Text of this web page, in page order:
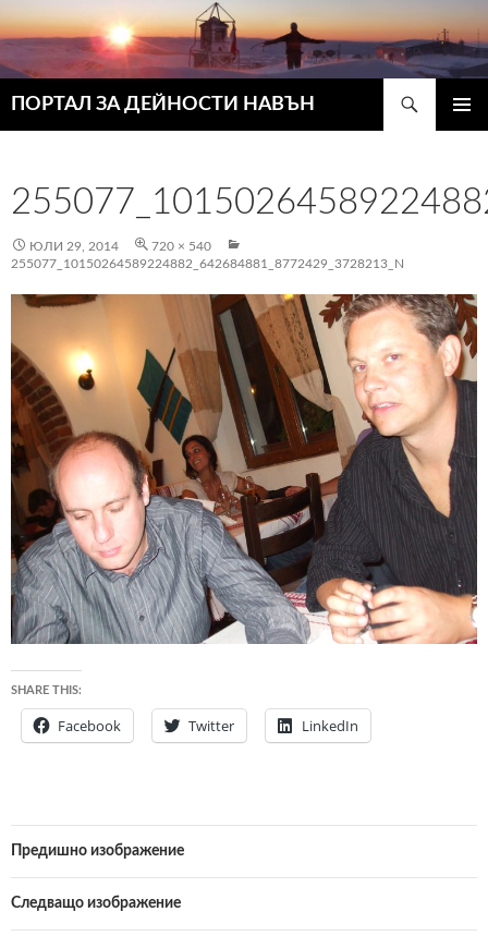
ПОРТАЛ ЗА ДЕЙНОСТИ НАВЪН
ЮЛИ 29, 2014
720 × 540
255077_10150264589224882_642684881_8772429_3728213_N
SHARE THIS:
Facebook Twitter LinkedIn
Предишно изображение
Следващо изображение